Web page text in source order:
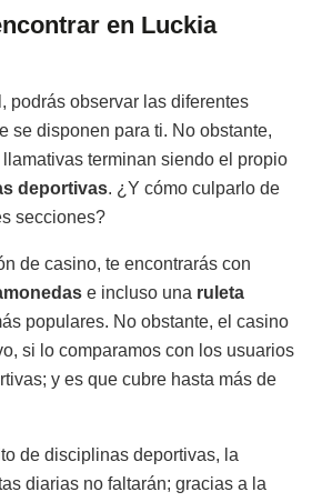
en Luckia
podrás observar las diferentes
se disponen para ti. No obstante,
llamativas terminan siendo el propio
deportivas. ¿Y cómo culparlo de
secciones?
de casino, te encontrarás con
e incluso una ruleta
populares. No obstante, el casino
si lo comparamos con los usuarios
y es que cubre hasta más de
de disciplinas deportivas, la
diarias no faltarán; gracias a la